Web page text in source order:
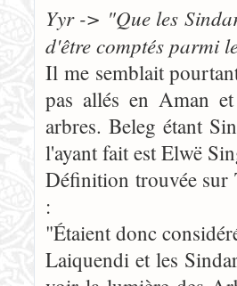
Yyr -> "Que les
d'être comptés parmi
Il me semblait
pas allés en Aman
arbres. Beleg étant
l'ayant fait est Elwë
Définition trouvée sur
:
"Étaient donc
Laiquendi et les